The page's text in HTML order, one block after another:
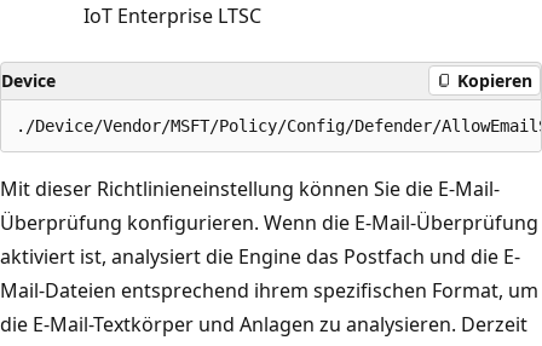
IoT Enterprise LTSC
Device Kopieren
Mit dieser Richtlinieneinstellung können Sie die E-Mail-
Überprüfung konfigurieren. Wenn die E-Mail-Überprüfung
aktiviert ist, analysiert die Engine das Postfach und die E-
Mail-Dateien entsprechend ihrem spezifischen Format, um
die E-Mail-Textkörper und Anlagen zu analysieren. Derzeit